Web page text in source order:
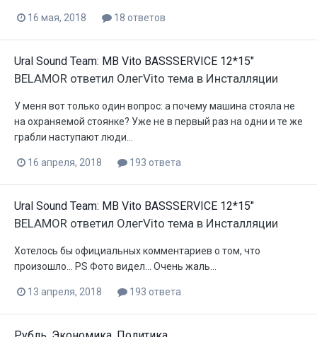
16 мая, 2018 18 ответов
Ural Sound Team: MB Vito BASSSERVICE 12*15"
BELAMOR ответил ОлегVito тема в Инсталляции
У меня вот только один вопрос: а почему машина стояла не
на охраняемой стоянке? Уже не в первый раз на одни и те же
грабли наступают люди...
16 апреля, 2018 193 ответа
Ural Sound Team: MB Vito BASSSERVICE 12*15"
BELAMOR ответил ОлегVito тема в Инсталляции
Хотелось бы официальных комментариев о том, что
произошло... PS Фото видел... Очень жаль...
13 апреля, 2018 193 ответа